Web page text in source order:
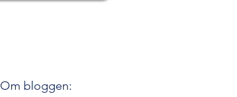
Om bloggen: